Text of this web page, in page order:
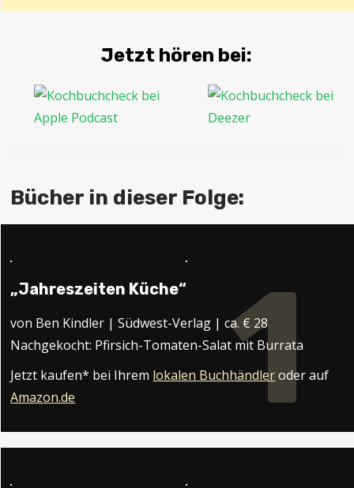
Jetzt hören bei:
Bücher in dieser Folge:
1
„Jahreszeiten Küche“
von Ben Kindler | Südwest-Verlag | ca. € 28
Nachgekocht: Pfirsich-Tomaten-Salat mit Burrata
Jetzt kaufen* bei Ihrem lokalen Buchhändleroder auf
Amazon.de